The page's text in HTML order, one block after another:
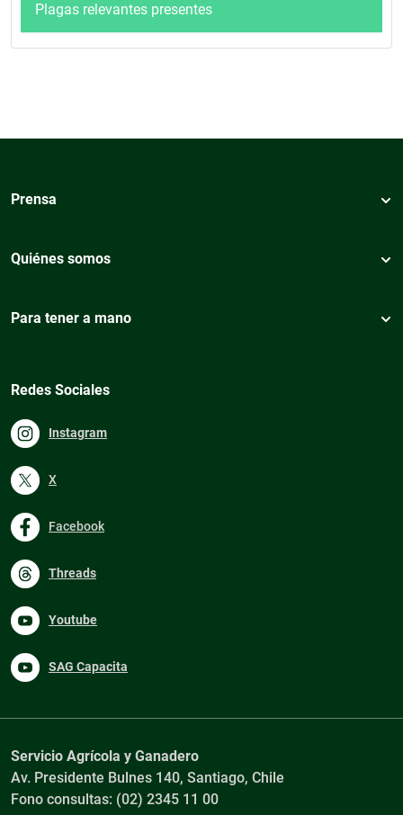
Plagas relevantes presentes
Prensa
Quiénes somos
Para tener a mano
Redes Sociales
Instagram
X
Facebook
Threads
Youtube
SAG Capacita
Servicio Agrícola y Ganadero
Av. Presidente Bulnes 140, Santiago, Chile
Fono consultas: (02) 2345 11 00